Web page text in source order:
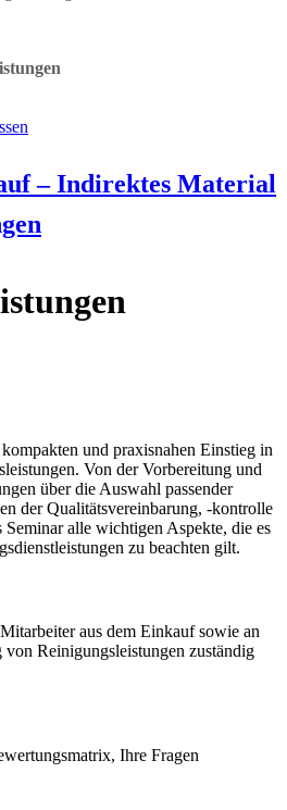
– Indirektes Material
und praxisnahen Einstieg in
Von der Vorbereitung und
über die Auswahl passender
der Qualitätsvereinbarung, -kontrolle
Seminar alle wichtigen Aspekte, die es
zu beachten gilt.
aus dem Einkauf sowie an
Reinigungsleistungen zuständig
Ihre Fragen